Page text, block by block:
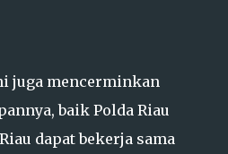
juga mencerminkan
baik Polda Riau
dapat bekerja sama